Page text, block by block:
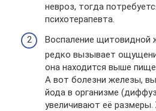
невроз, тогда
психотерапевта.
Воспаление щитовидной
редко вызывает
она находится выше
А вот болезни железы,
йода в организме
увеличивают её